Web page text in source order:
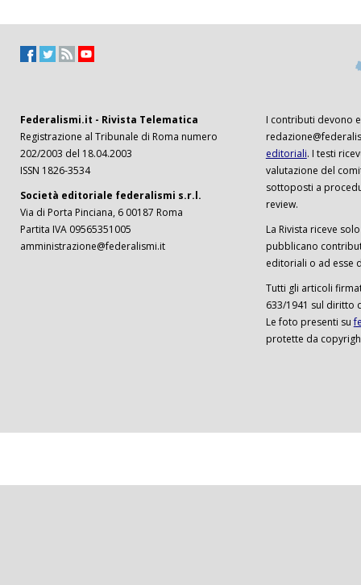
Federalismi.it - Rivista Telematica
Registrazione al Tribunale di Roma numero
202/2003 del 18.04.2003
ISSN 1826-3534
Società editoriale federalismi s.r.l.
Via di Porta Pinciana, 6 00187 Roma
Partita IVA 09565351005
amministrazione@federalismi.it
I contributi devono
editoriali. I testi
valutazione del
sottoposti a
review.
La Rivista riceve
pubblicano
editoriali o ad esse
Tutti gli articoli
633/1941 sul diritto
Le foto presenti su
protette da